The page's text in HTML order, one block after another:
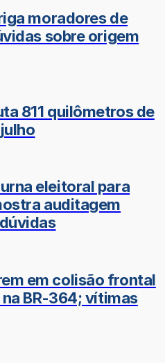
moradores de
sobre origem
811 quilômetros de
eleitoral para
auditagem
em colisão frontal
BR-364; vítimas